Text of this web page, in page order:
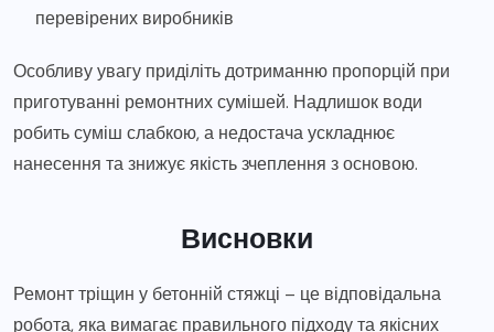
перевірених виробників
Особливу увагу приділіть дотриманню пропорцій при
приготуванні ремонтних сумішей. Надлишок води
робить суміш слабкою, а недостача ускладнює
нанесення та знижує якість зчеплення з основою.
Висновки
Ремонт тріщин у бетонній стяжці – це відповідальна
робота, яка вимагає правильного підходу та якісних